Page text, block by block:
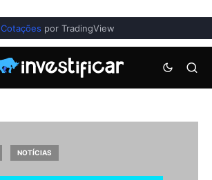
Cotações por TradingView
NOTÍCIAS